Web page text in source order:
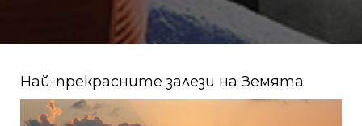
Най-прекрасните залези на Земята